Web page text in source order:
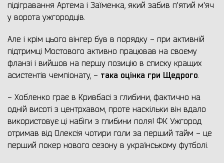
підігравання Артема і Заїменка, який забив п'ятий м'яч
у ворота ужгородців.
Але і крім цього вінгер був в порядку - при активній
підтримці Мостового активно працював на своєму
фланзі і вийшов на першу позицію в списку кращих
асистентів чемпіонату, - така оцінка гри Щедрого.
- Хобленко грає в Кривбасі з глибини, фактично на
одній висоті з центрхавом, проте наскільки він вдало
використовує ці набіги з глибини поля! ФК Ужгород
отримав від Олексія чотири голи за перший тайм - це
перший покер нового сезону в українському футболі.